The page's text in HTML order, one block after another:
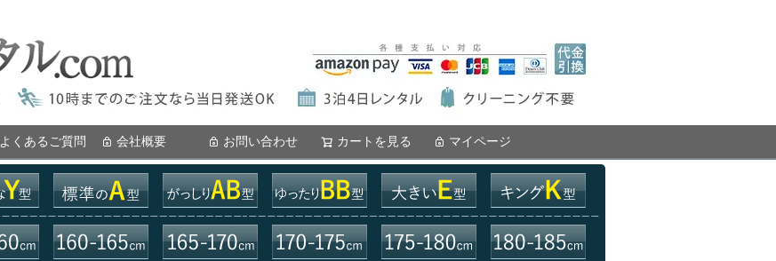
よくあるご質問 会社概要 お問い合わせ カートを見る マイページ